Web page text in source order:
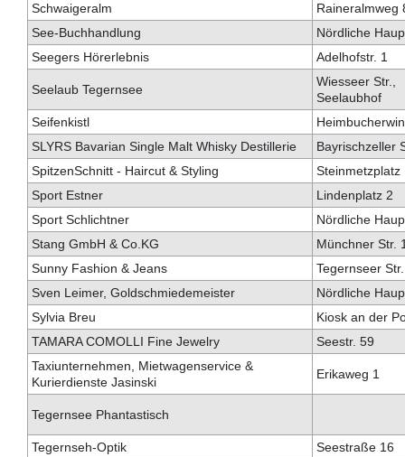
Schwaigeralm
Raineralmweg
See-Buchhandlung
Nördliche
Seegers Hörerlebnis
Adelhofstr. 1
Seelaub Tegernsee
Wiesseer Str.,
Seelaubhof
Seifenkistl
SLYRS Bavarian Single Malt Whisky Destillerie
Bayrischzeller
SpitzenSchnitt - Haircut & Styling
Steinmetzplatz
Sport Estner
Lindenplatz 2
Sport Schlichtner
Nördliche
Stang GmbH & Co.KG
Münchner Str.
Sunny Fashion & Jeans
Tegernseer
Sven Leimer, Goldschmiedemeister
Nördliche
Sylvia Breu
Kiosk an der
TAMARA COMOLLI Fine Jewelry
Seestr. 59
Taxiunternehmen, Mietwagenservice &
Kurierdienste Jasinski
Erikaweg 1
Tegernsee Phantastisch
Tegernseh-Optik
Seestraße 16